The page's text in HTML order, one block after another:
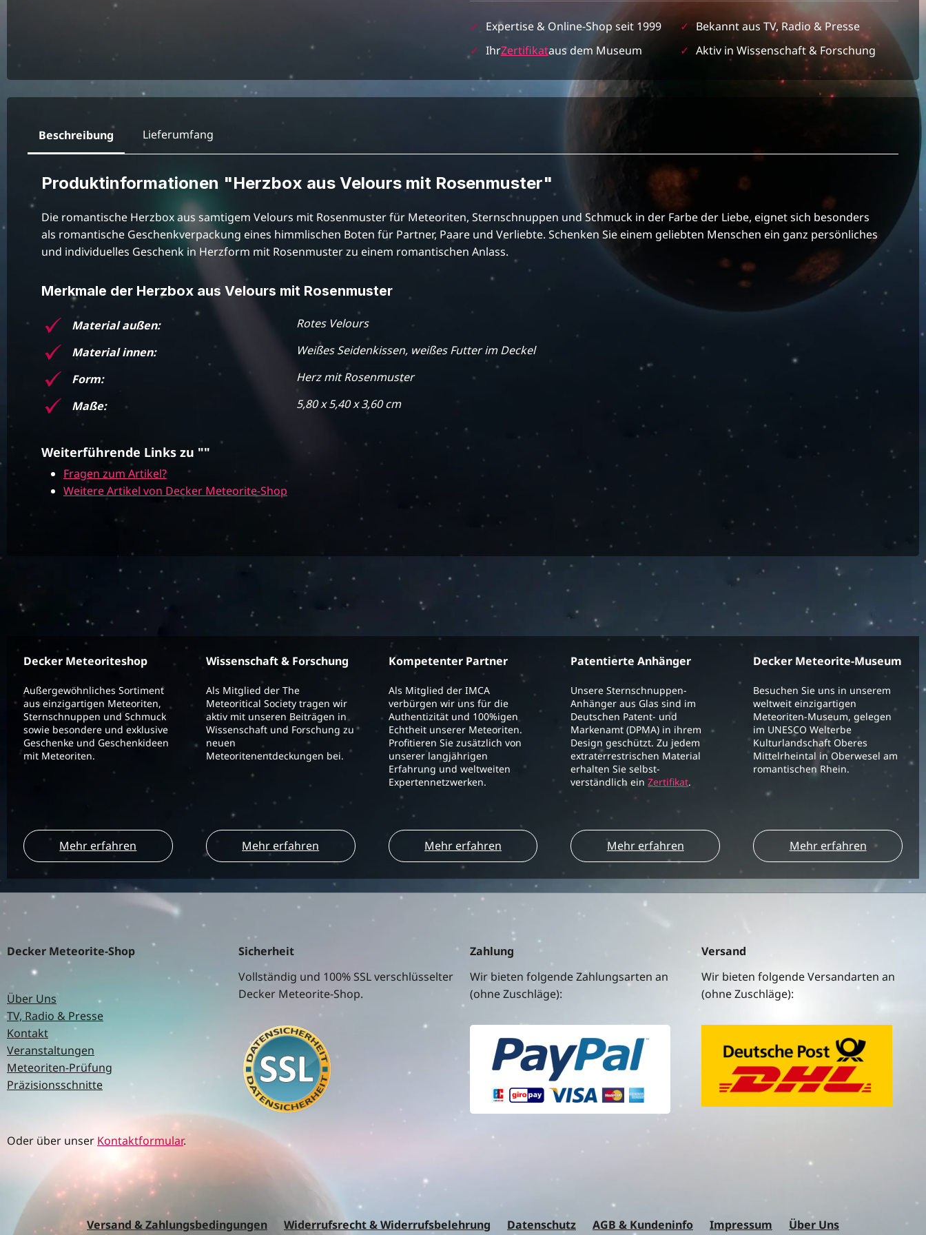
✓ Expertise & Online-Shop seit 1999 ✓ Bekannt aus TV, Radio & Presse
✓ IhrZertifikataus dem Museum ✓ Aktiv in Wissenschaft & Forschung
Beschreibung Lieferumfang
Produktinformationen "Herzbox aus Velours mit Rosenmuster"
Die romantische Herzbox aus samtigem Velours mit Rosenmuster für Meteoriten, Sternschnuppen und Schmuck in der Farbe der Liebe, eignet sich besonders
als romantische Geschenkverpackung eines himmlischen Boten für Partner, Paare und Verliebte. Schenken Sie einem geliebten Menschen ein ganz persönliches
und individuelles Geschenk in Herzform mit Rosenmuster zu einem romantischen Anlass.
Merkmale der Herzbox aus Velours mit Rosenmuster
Material außen:
Rotes Velours
Material innen:
Weißes Seidenkissen, weißes Futter im Deckel
Form:
Herz mit Rosenmuster
Maße:
5,80 x 5,40 x 3,60 cm
Weiterführende Links zu ""
Fragen zum Artikel?
Weitere Artikel von Decker Meteorite-Shop
Decker Meteoriteshop
Außergewöhnliches Sortiment
aus einzigartigen Meteoriten,
Sternschnuppen und Schmuck
sowie besondere und exklusive
Geschenke und Geschenkideen
mit Meteoriten.
Mehr erfahren
Wissenschaft & Forschung
Als Mitglied der The
Meteoritical Society tragen wir
aktiv mit unseren Beiträgen in
Wissenschaft und Forschung zu
neuen
Meteoritenentdeckungen bei.
Mehr erfahren
Kompetenter Partner
Als Mitglied der IMCA
verbürgen wir uns für die
Authentizität und 100%igen
Echtheit unserer Meteoriten.
Profitieren Sie zusätzlich von
unserer langjährigen
Erfahrung und weltweiten
Expertennetzwerken.
Mehr erfahren
Patentierte Anhänger
Unsere Sternschnuppen-
Anhänger aus Glas sind im
Deutschen Patent- und
Markenamt (DPMA) in ihrem
Design geschützt. Zu jedem
extraterrestrischen Material
erhalten Sie selbst-
verständlich einZertifikat.
Mehr erfahren
Decker Meteorite-Museum
Besuchen Sie uns in unserem
weltweit einzigartigen
Meteoriten-Museum, gelegen
im UNESCO Welterbe
Kulturlandschaft Oberes
Mittelrheintal in Oberwesel am
romantischen Rhein.
Mehr erfahren
Decker Meteorite-Shop
Über Uns
TV, Radio & Presse
Kontakt
Veranstaltungen
Meteoriten-Prüfung
Präzisionsschnitte
Oder über unser Kontaktformular.
Sicherheit
Vollständig und 100% SSL verschlüsselter
Decker Meteorite-Shop.
Zahlung
Wir bieten folgende Zahlungsarten an
(ohne Zuschläge):
Versand
Wir bieten folgende Versandarten an
(ohne Zuschläge):
Versand & Zahlungsbedingungen Widerrufsrecht & Widerrufsbelehrung Datenschutz AGB & Kundeninfo Impressum Über Uns